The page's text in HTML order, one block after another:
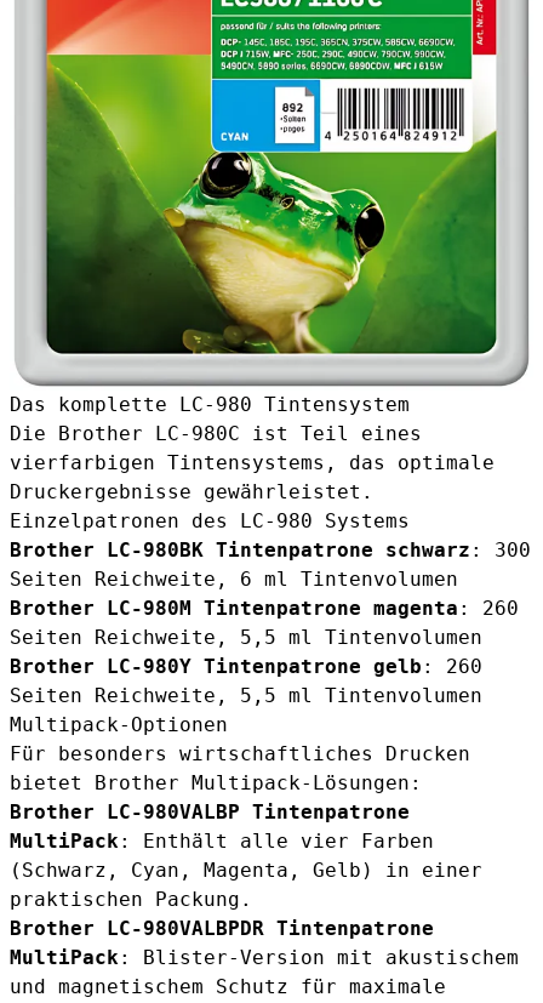
Das komplette LC-980 Tintensystem
Die Brother LC-980C ist Teil eines
vierfarbigen Tintensystems, das optimale
Druckergebnisse gewährleistet.
Einzelpatronen des LC-980 Systems
Brother LC-980BK Tintenpatrone schwarz : 300
Seiten Reichweite, 6 ml Tintenvolumen
Brother LC-980M Tintenpatrone magenta : 260
Seiten Reichweite, 5,5 ml Tintenvolumen
Brother LC-980Y Tintenpatrone gelb : 260
Seiten Reichweite, 5,5 ml Tintenvolumen
Multipack-Optionen
Für besonders wirtschaftliches Drucken
bietet Brother Multipack-Lösungen:
Brother LC-980VALBP Tintenpatrone
MultiPack: Enthält alle vier Farben
(Schwarz, Cyan, Magenta, Gelb) in einer
praktischen Packung.
Brother LC-980VALBPDR Tintenpatrone
MultiPack: Blister-Version mit akustischem
und magnetischem Schutz für maximale